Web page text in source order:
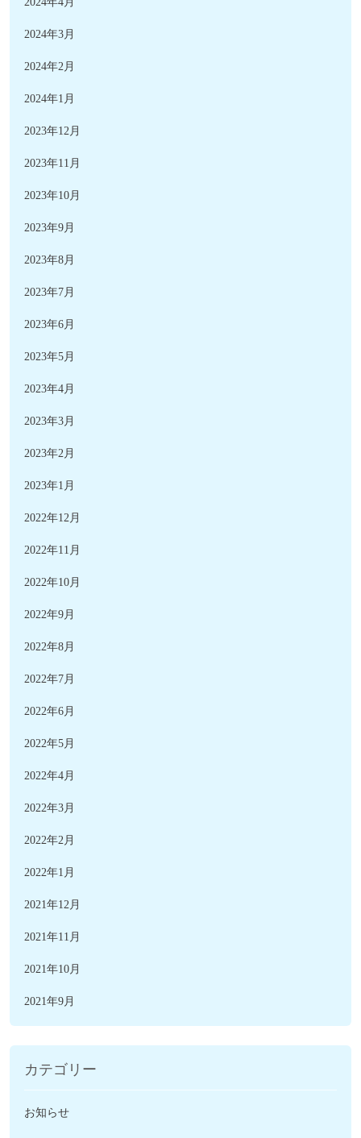
2024年3月
2024年2月
2024年1月
2023年12月
2023年11月
2023年10月
2023年9月
2023年8月
2023年7月
2023年6月
2023年5月
2023年4月
2023年3月
2023年2月
2023年1月
2022年12月
2022年11月
2022年10月
2022年9月
2022年8月
2022年7月
2022年6月
2022年5月
2022年4月
2022年3月
2022年2月
2022年1月
2021年12月
2021年11月
2021年10月
2021年9月
カテゴリー
お知らせ